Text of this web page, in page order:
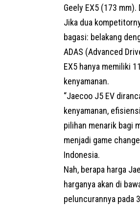
Geely EX5 (173
Jika dua
bagasi: belakang
ADAS (Advanced
EX5 hanya memiliki
kenyamanan.
“Jaecoo J5 EV
kenyamanan,
pilihan menarik bagi
menjadi game
Indonesia.
Nah, berapa harga
harganya akan di
peluncurannya pada